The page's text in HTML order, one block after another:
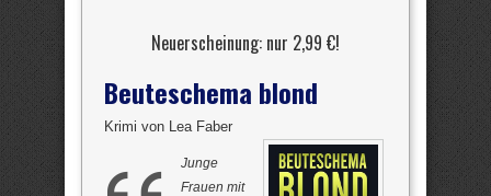
Neuerscheinung: nur 2,99 €!
Beuteschema blond
Krimi von Lea Faber
Junge
Frauen mit